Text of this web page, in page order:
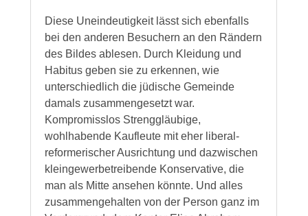
Diese Uneindeutigkeit lässt sich ebenfalls
bei den anderen Besuchern an den Rändern
des Bildes ablesen. Durch Kleidung und
Habitus geben sie zu erkennen, wie
unterschiedlich die jüdische Gemeinde
damals zusammengesetzt war.
Kompromisslos Strenggläubige,
wohlhabende Kaufleute mit eher liberal-
reformerischer Ausrichtung und dazwischen
kleingewerbetreibende Konservative, die
man als Mitte ansehen könnte. Und alles
zusammengehalten von der Person ganz im